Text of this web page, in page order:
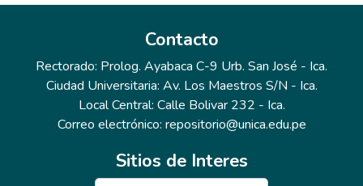
Contacto
Rectorado: Prolog. Ayabaca C-9 Urb. San José - Ica.
Ciudad Universitaria: Av. Los Maestros S/N - Ica.
Local Central: Calle Bolivar 232 - Ica.
Correo electrónico: repositorio@unica.edu.pe
Sitios de Interes